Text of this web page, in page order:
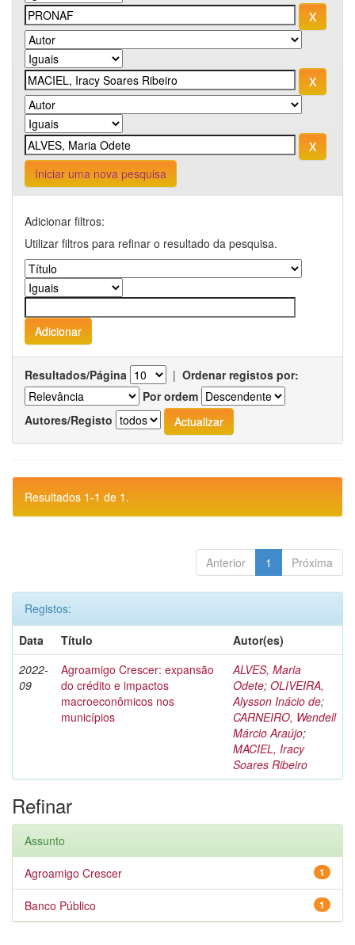
Iniciar uma nova pesquisa
Adicionar filtros:
Utilizar filtros para refinar o resultado da pesquisa.
Resultados/Página | Ordenar registos por:
Por ordem
Autores/Registo
Resultados 1-1 de 1.
Anterior 1 Próxima
Registos:
Data
Título
Autor(es)
2022-
09
Agroamigo Crescer: expansão
do crédito e impactos
macroeconômicos nos
municípios
ALVES, Maria
Odete; OLIVEIRA,
Alysson Inácio de;
CARNEIRO, Wendell
Márcio Araújo;
MACIEL, Iracy
Soares Ribeiro
Refinar
Assunto
1
Agroamigo Crescer
1
Banco Público